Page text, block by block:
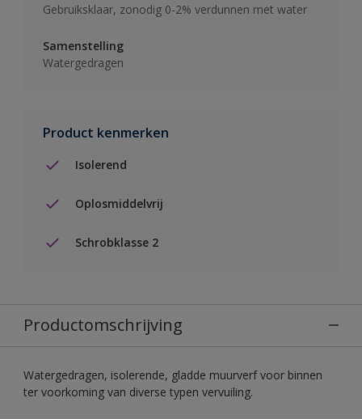
Gebruiksklaar, zonodig 0-2% verdunnen met water
Samenstelling
Watergedragen
Product kenmerken
Isolerend
Oplosmiddelvrij
Schrobklasse 2
Productomschrijving
Watergedragen, isolerende, gladde muurverf voor binnen
ter voorkoming van diverse typen vervuiling.